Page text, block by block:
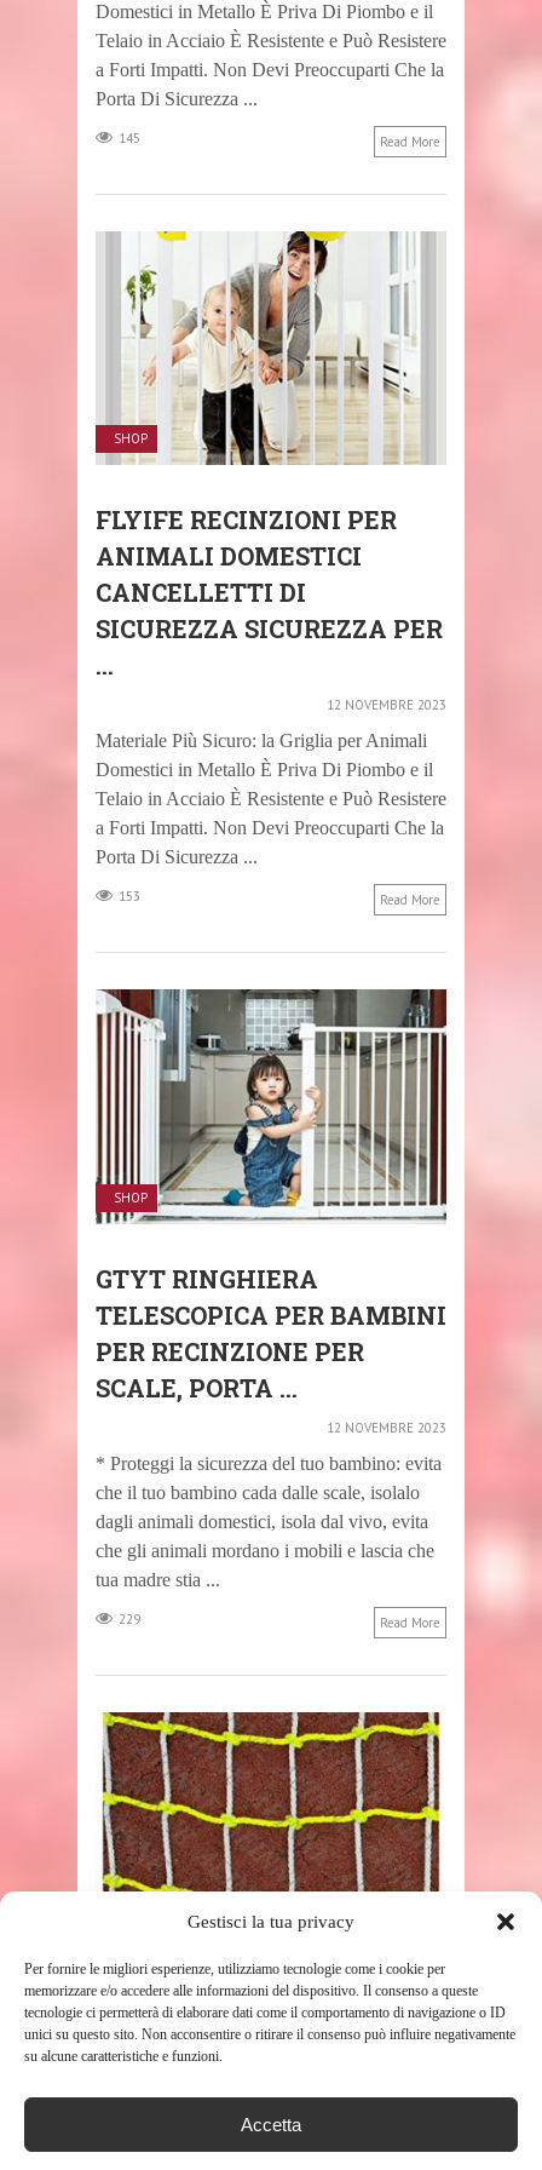
Gestisci la tua privacy
Per fornire le migliori esperienze, utilizziamo tecnologie come i cookie per
memorizzare e/o accedere alle informazioni del dispositivo. Il consenso a queste
tecnologie ci permetterà di elaborare dati come il comportamento di navigazione o ID
unici su questo sito. Non acconsentire o ritirare il consenso può influire negativamente
su alcune caratteristiche e funzioni.
Accetta
Domestici in Metallo È Priva Di Piombo e il
Telaio in Acciaio È Resistente e Può Resistere
a Forti Impatti. Non Devi Preoccuparti Che la
Porta Di Sicurezza ...
145 Read More
SHOP
FLYIFE RECINZIONI PER
ANIMALI DOMESTICI
CANCELLETTI DI
SICUREZZA SICUREZZA PER
...
12 NOVEMBRE 2023
Materiale Più Sicuro: la Griglia per Animali
Domestici in Metallo È Priva Di Piombo e il
Telaio in Acciaio È Resistente e Può Resistere
a Forti Impatti. Non Devi Preoccuparti Che la
Porta Di Sicurezza ...
153 Read More
SHOP
GTYT RINGHIERA
TELESCOPICA PER BAMBINI
PER RECINZIONE PER
SCALE, PORTA ...
12 NOVEMBRE 2023
* Proteggi la sicurezza del tuo bambino: evita
che il tuo bambino cada dalle scale, isolalo
dagli animali domestici, isola dal vivo, evita
che gli animali mordano i mobili e lascia che
tua madre stia ...
229 Read More
BAMBINI ARRAMPICATA,
RETE DA ARRAMPICATA
11 NOVEMBRE 2023